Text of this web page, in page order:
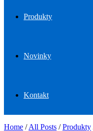
Produkty
Novinky
Kontakt
Home /All Posts /Produkty